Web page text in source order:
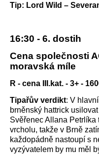
Tip: Lord Wild –
16:30 - 6. dostih
Cena společnosti
moravská míle
R - cena III.kat. - 3+ -
Tipařův verdikt: V
brněnský hattrick usilovat
Svěřenec Allana
vrcholu, takže v Brně
každopádně nastoupí s
vyzývatelem by mu měl